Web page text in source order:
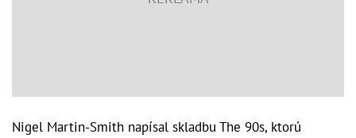
Nigel Martin-Smith napísal skladbu The 90s, ktorú